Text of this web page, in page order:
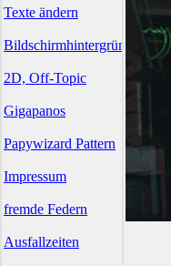
Texte ändern
Bildschirmhintergründe
2D, Off-Topic
Gigapanos
Papywizard Pattern
Impressum
fremde Federn
Ausfallzeiten